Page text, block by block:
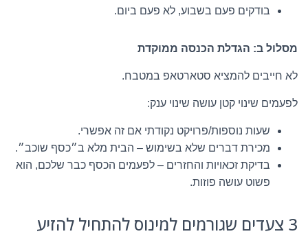
בודקים פעם בשבוע, לא פעם ביום.
מסלול ב: הגדלת הכנסה ממוקדת
לא חייבים להמציא סטארטאפ במטבח.
לפעמים שינוי קטן עושה שינוי ענק:
שעות נוספות/פרויקט נקודתי אם זה אפשרי.
מכירת דברים שלא בשימוש – הבית מלא ב״כסף שוכב״.
בדיקת זכאויות והחזרים – לפעמים הכסף כבר שלכם, הוא
פשוט עושה פוזות.
3 צעדים שגורמים למינוס להתחיל להזיע